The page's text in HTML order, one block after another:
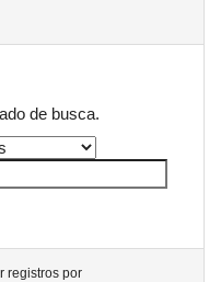
de busca.
registros por